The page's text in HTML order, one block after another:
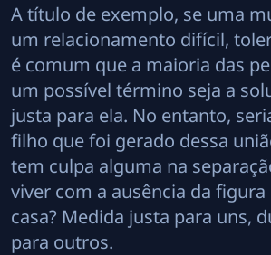
A título de exemplo, se uma
um relacionamento difícil,
é comum que a maioria das
um possível término seja a
justa para ela. No entanto,
filho que foi gerado dessa
tem culpa alguma na
viver com a ausência da
casa? Medida justa para uns,
para outros.